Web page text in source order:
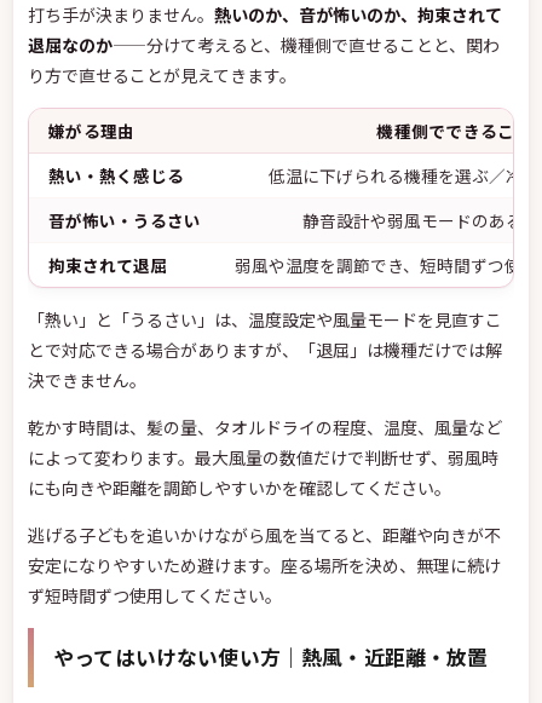
打ち手が決まりません。 熱いのか、音が怖いのか、拘束されて
退屈なのか——分けて考えると、機種側で直せることと、関わ
り方で直せることが見えてきます。
嫌がる理由
機種側でできること
熱い・熱く感じる
低温に下げられる機種を選ぶ／冷
音が怖い・うるさい
静音設計や弱風モードのある
拘束されて退屈
弱風や温度を調節でき、短時間ずつ使
「熱い」と「うるさい」は、温度設定や風量モードを見直すこ
とで対応できる場合がありますが、「退屈」は機種だけでは解
決できません。
乾かす時間は、髪の量、タオルドライの程度、温度、風量など
によって変わります。最大風量の数値だけで判断せず、弱風時
にも向きや距離を調節しやすいかを確認してください。
逃げる子どもを追いかけながら風を当てると、距離や向きが不
安定になりやすいため避けます。座る場所を決め、無理に続け
ず短時間ずつ使用してください。
やってはいけない使い方｜熱風・近距離・放置